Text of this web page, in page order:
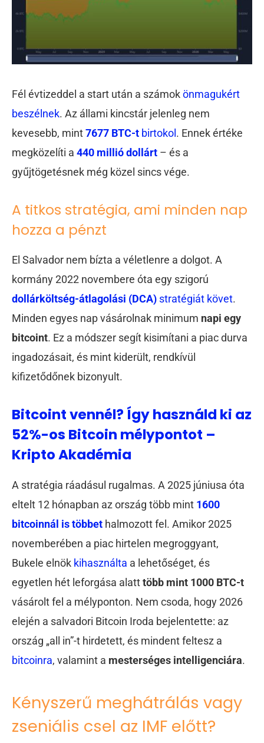
Fél évtizeddel a start után a számokönmagukért
beszélnek. Az állami kincstár jelenleg nem
kevesebb, mint7677 BTC-t birtokol. Ennek értéke
megközelíti a 440 millió dollárt – és a
gyűjtögetésnek még közel sincs vége.
A titkos stratégia, ami minden nap
hozza a pénzt
El Salvador nem bízta a véletlenre a dolgot. A
kormány 2022 novembere óta egy szigorú
dollárköltség-átlagolási (DCA) stratégiát követ.
Minden egyes nap vásárolnak minimum napi egy
bitcoint. Ez a módszer segít kisimítani a piac durva
ingadozásait, és mint kiderült, rendkívül
kifizetődőnek bizonyult.
Bitcoint vennél? Így használd ki az
52%-os Bitcoin mélypontot –
Kripto Akadémia
A stratégia ráadásul rugalmas. A 2025 júniusa óta
eltelt 12 hónapban az ország több mint 1600
bitcoinnál is többet halmozott fel. Amikor 2025
novemberében a piac hirtelen megroggyant,
Bukele elnök kihasználta a lehetőséget, és
egyetlen hét leforgása alatttöbb mint 1000 BTC-t
vásárolt fel a mélyponton. Nem csoda, hogy 2026
elején a salvadori Bitcoin Iroda bejelentette: az
ország „all in”-t hirdetett, és mindent feltesz a
bitcoinra, valamint a mesterséges intelligenciára.
Kényszerű meghátrálás vagy
zseniális csel az IMF előtt?